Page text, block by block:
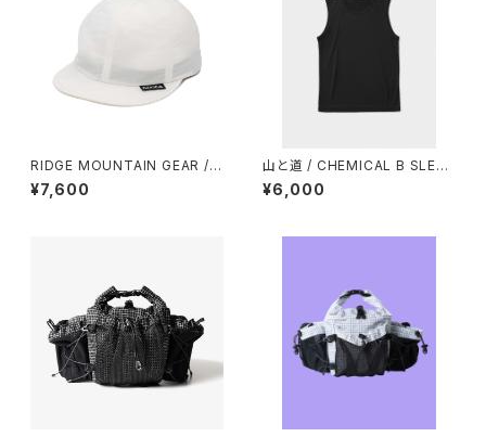
RIDGE MOUNTAIN GEAR / B
ASIC CAP（2026）
¥7,600
山と道 / CHEMICAL B SLEEV
ELESS（MEN）
¥6,000